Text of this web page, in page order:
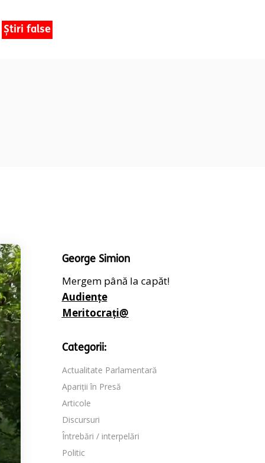
Știri false
George Simion
Mergem până la capăt!
Audiențe
Meritocrați@
Categorii:
Actualitate Parlamentară
Apariții în Presă
Articole
Discursuri
Întrebări / interpelări
Politic